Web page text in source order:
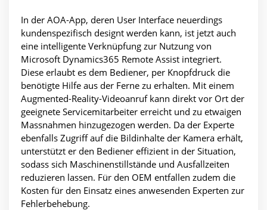
In der AOA-App, deren User Interface neuerdings
kundenspezifisch designt werden kann, ist jetzt auch
eine intelligente Verknüpfung zur Nutzung von
Microsoft Dynamics365 Remote Assist integriert.
Diese erlaubt es dem Bediener, per Knopfdruck die
benötigte Hilfe aus der Ferne zu erhalten. Mit einem
Augmented-Reality-Videoanruf kann direkt vor Ort der
geeignete Servicemitarbeiter erreicht und zu etwaigen
Massnahmen hinzugezogen werden. Da der Experte
ebenfalls Zugriff auf die Bildinhalte der Kamera erhält,
unterstützt er den Bediener effizient in der Situation,
sodass sich Maschinenstillstände und Ausfallzeiten
reduzieren lassen. Für den OEM entfallen zudem die
Kosten für den Einsatz eines anwesenden Experten zur
Fehlerbehebung.